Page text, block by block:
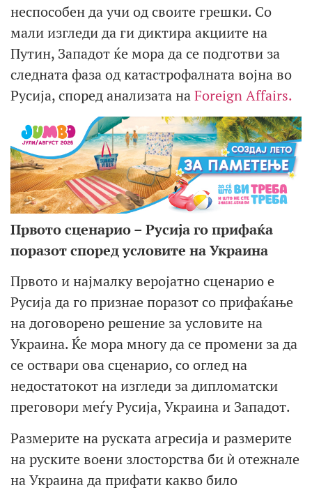
неспособен да учи од своите грешки. Со
мали изгледи да ги диктира акциите на
Путин, Западот ќе мора да се подготви за
следната фаза од катастрофалната војна во
Русија, според анализата наForeign Affairs.
Првото сценарио – Русија го прифаќа
поразот според условите на Украина
Првото и најмалку веројатно сценарио е
Русија да го признае поразот со прифаќање
на договорено решение за условите на
Украина. Ќе мора многу да се промени за да
се оствари ова сценарио, со оглед на
недостатокот на изгледи за дипломатски
преговори меѓу Русија, Украина и Западот.
Размерите на руската агресија и размерите
на руските воени злосторства би ѝ отежнале
на Украина да прифати какво било